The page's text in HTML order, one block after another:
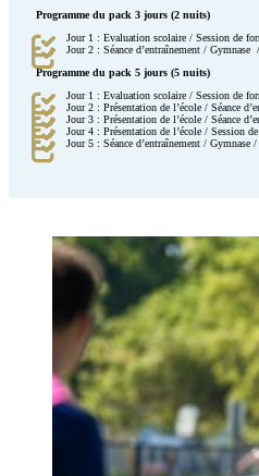
Programme du pack 3 jours (2 nuits)
Jour 1 : Evaluation scolaire / Session de
Jour 2 : Séance d’entraînement /
Programme du pack 5 jours (5 nuits)
Jour 1 : Evaluation scolaire / Session de
Jour 2 : Présentation de l’école / Séance
Jour 3 : Présentation de l’école / Séance
Jour 4 : Présentation de l’école / Session
Jour 5 : Séance d’entraînement /